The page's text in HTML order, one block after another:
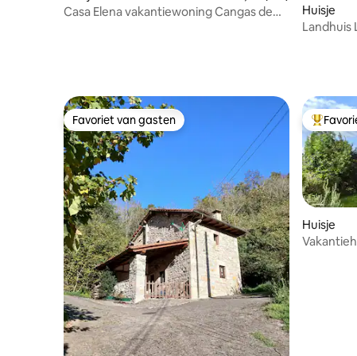
Casa Elena vakantiewoning Cangas de
Huisje
Landhuis
Favoriet van gasten
Favoriet van gasten
Huisje